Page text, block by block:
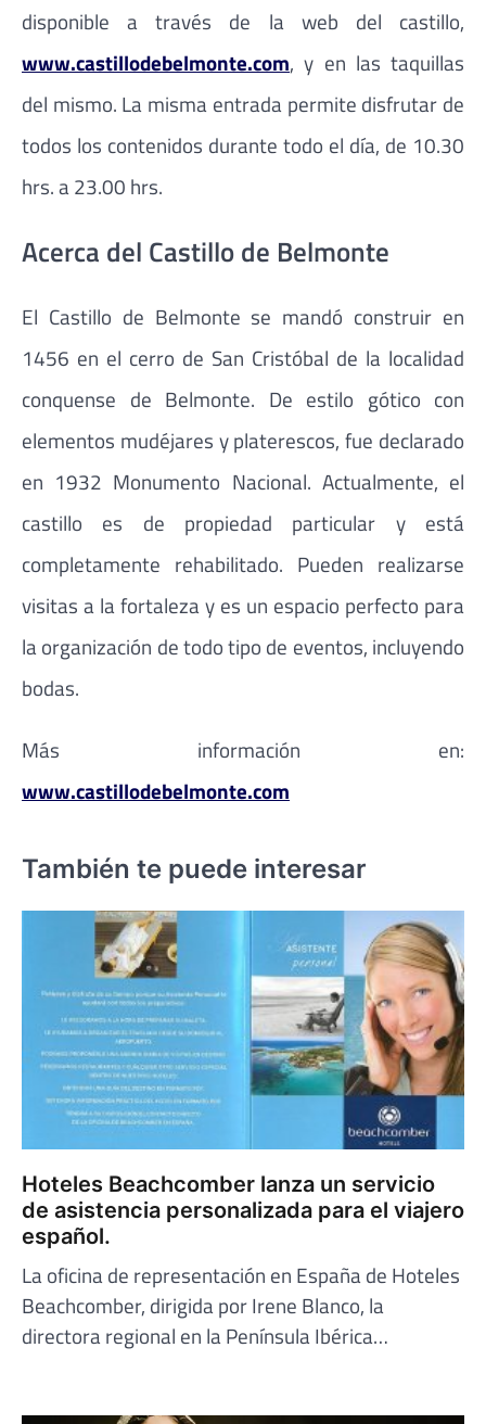
disponible a través de la web del castillo,
www.castillodebelmonte.com, y en las taquillas
del mismo. La misma entrada permite disfrutar de
todos los contenidos durante todo el día, de 10.30
hrs. a 23.00 hrs.
Acerca del Castillo de Belmonte
El Castillo de Belmonte se mandó construir en
1456 en el cerro de San Cristóbal de la localidad
conquense de Belmonte. De estilo gótico con
elementos mudéjares y platerescos, fue declarado
en 1932 Monumento Nacional. Actualmente, el
castillo es de propiedad particular y está
completamente rehabilitado. Pueden realizarse
visitas a la fortaleza y es un espacio perfecto para
la organización de todo tipo de eventos, incluyendo
bodas.
Más información en:
www.castillodebelmonte.com
También te puede interesar
Hoteles Beachcomber lanza un servicio
de asistencia personalizada para el viajero
español.
La oficina de representación en España de Hoteles
Beachcomber, dirigida por Irene Blanco, la
directora regional en la Península Ibérica…